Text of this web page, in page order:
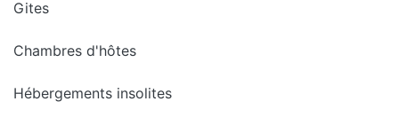
Gites
Chambres d'hôtes
Hébergements insolites